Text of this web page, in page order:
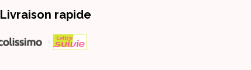
Livraison rapide